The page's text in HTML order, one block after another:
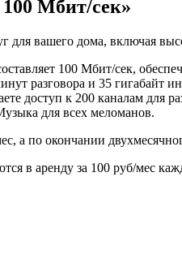
Мбит/сек»
для вашего дома, включая
100 Мбит/сек,
разговора и 35 гигабайт
доступ к 200 каналам для
для всех меломанов.
а по окончании
в аренду за 100 руб/мес